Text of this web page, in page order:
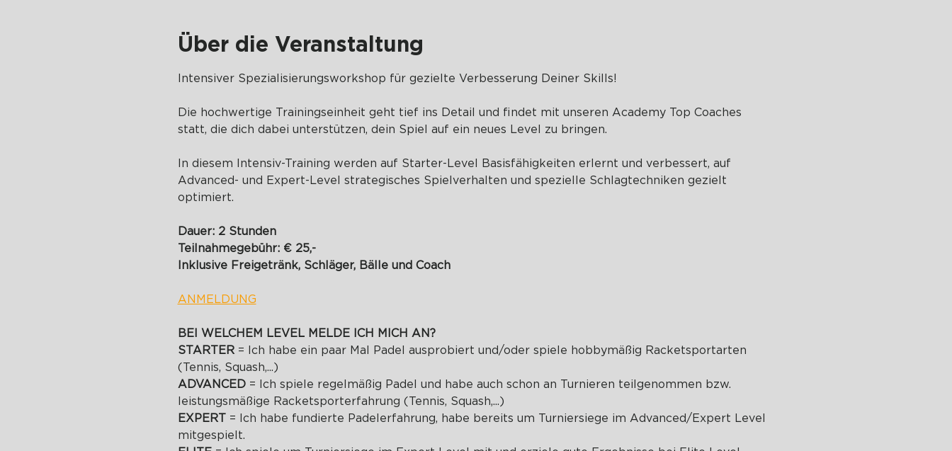
Über die Veranstaltung
Intensiver Spezialisierungsworkshop für gezielte Verbesserung Deiner Skills!
Die hochwertige Trainingseinheit geht tief ins Detail und findet mit unseren Academy Top Coaches
statt, die dich dabei unterstützen, dein Spiel auf ein neues Level zu bringen.
In diesem Intensiv-Training werden auf Starter-Level Basisfähigkeiten erlernt und verbessert, auf
Advanced- und Expert-Level strategisches Spielverhalten und spezielle Schlagtechniken gezielt
optimiert.
Dauer: 2 Stunden
Teilnahmegebühr: € 25,-
Inklusive Freigetränk, Schläger, Bälle und Coach
ANMELDUNG
BEI WELCHEM LEVEL MELDE ICH MICH AN?
STARTER = Ich habe ein paar Mal Padel ausprobiert und/oder spiele hobbymäßig Racketsportarten
(Tennis, Squash,...)
ADVANCED = Ich spiele regelmäßig Padel und habe auch schon an Turnieren teilgenommen bzw.
leistungsmäßige Racketsporterfahrung (Tennis, Squash,...)
EXPERT = Ich habe fundierte Padelerfahrung, habe bereits um Turniersiege im Advanced/Expert Level
mitgespielt.